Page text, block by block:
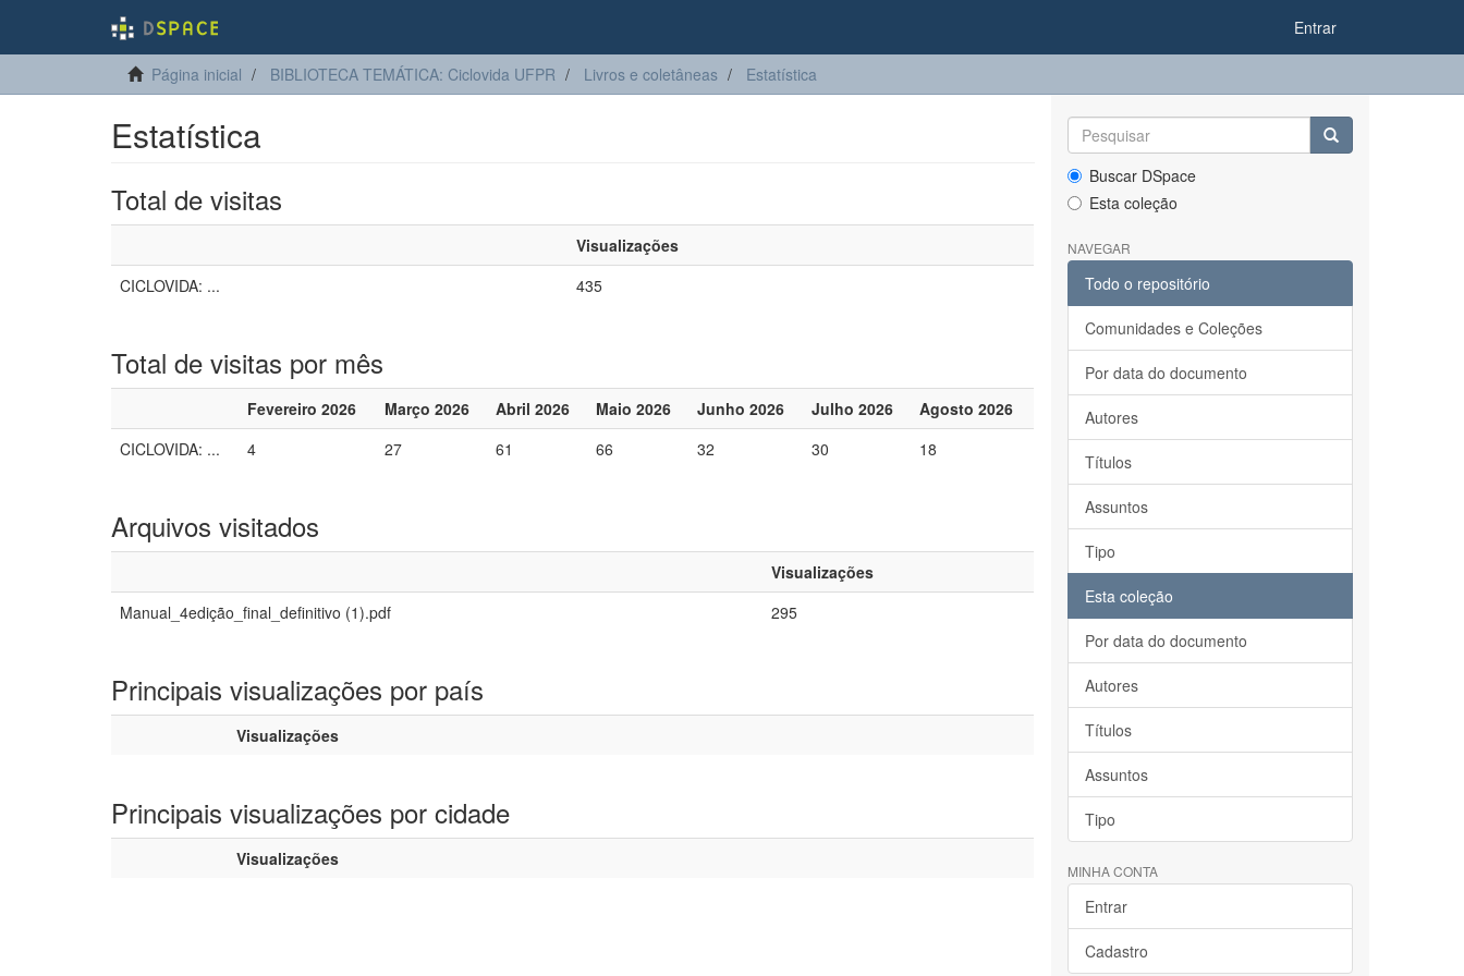
Entrar
Página inicial BIBLIOTECA TEMÁTICA: Ciclovida UFPR Livros e coletâneas Estatística
Estatística
Total de visitas
Visualizações
CICLOVIDA: ...
435
Total de visitas por mês
Fevereiro 2026 Março 2026 Abril 2026 Maio 2026 Junho 2026 Julho 2026
Agosto 2026
CICLOVIDA: ...
4 27 61 66 32 30 18
Arquivos visitados
Visualizações
Manual_4edição_final_definitivo (1).pdf
295
Principais visualizações por país
Visualizações
Principais visualizações por cidade
Visualizações
Buscar DSpace
Esta coleção
NAVEGAR
Todo o repositório
Comunidades e Coleções
Por data do documento
Autores
Títulos
Assuntos
Tipo
Esta coleção
Por data do documento
Autores
Títulos
Assuntos
Tipo
MINHA CONTA
Entrar
Cadastro